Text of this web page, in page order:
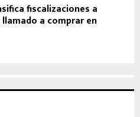
fiscalizaciones a
a comprar en